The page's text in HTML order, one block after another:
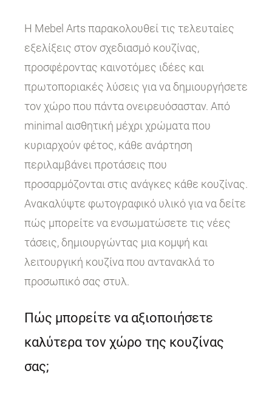
Η Mebel Arts παρακολουθεί τις τελευταίες
εξελίξεις στον σχεδιασμό κουζίνας,
προσφέροντας καινοτόμες ιδέες και
πρωτοποριακές λύσεις για να δημιουργήσετε
τον χώρο που πάντα ονειρευόσασταν. Από
minimal αισθητική μέχρι χρώματα που
κυριαρχούν φέτος, κάθε ανάρτηση
περιλαμβάνει προτάσεις που
προσαρμόζονται στις ανάγκες κάθε κουζίνας.
Ανακαλύψτε φωτογραφικό υλικό για να δείτε
πώς μπορείτε να ενσωματώσετε τις νέες
τάσεις, δημιουργώντας μια κομψή και
λειτουργική κουζίνα που αντανακλά το
προσωπικό σας στυλ.
Πώς μπορείτε να αξιοποιήσετε
καλύτερα τον χώρο της κουζίνας
σας;